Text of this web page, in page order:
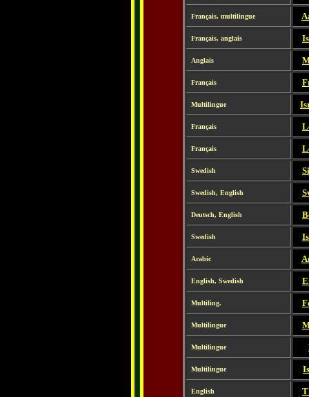
Français, multilingue
Français, anglais
Anglais
Français
Multilingue
Français
Français
Swedish
Swedish, English
Deutsch, English
Swedish
Arabic
English, Swedish
Multiling.
Multilingue
Multilingue
Multilingue
English